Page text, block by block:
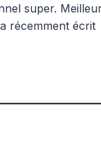
super.
récemment écrit